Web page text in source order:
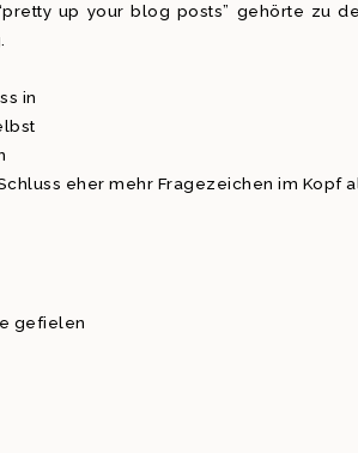
up your blog posts” gehörte zu
in
eher mehr Fragezeichen im Kopf
gefielen